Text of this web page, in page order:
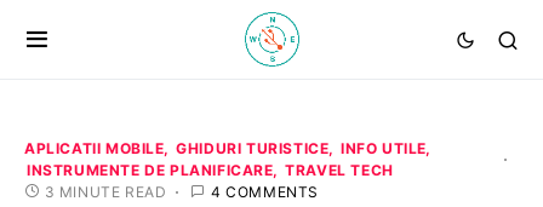
APLICATII MOBILE GHIDURI TURISTICE
INFO UTILE
INSTRUMENTE DE PLANIFICARE
TRAVEL TECH
3 MINUTE READ
4 COMMENTS